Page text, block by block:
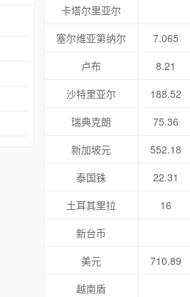
卡塔尔里亚尔
塞尔维亚第纳尔
7.065
卢布
8.21
沙特里亚尔
188.52
瑞典克朗
75.36
新加坡元
552.18
泰国铢
22.31
土耳其里拉
16
新台币
美元
710.89
越南盾